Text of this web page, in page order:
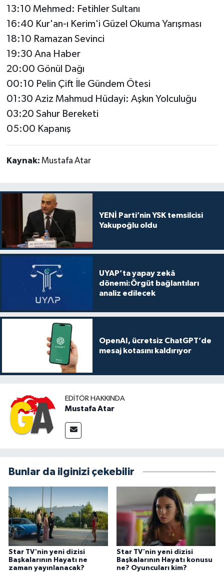
13:10 Mehmed: Fetihler Sultanı
16:40 Kur'an-ı Kerim'i Güzel Okuma Yarışması
18:10 Ramazan Sevinci
19:30 Ana Haber
20:00 Gönül Dağı
00:10 Pelin Çift İle Gündem Ötesi
01:30 Aziz Mahmud Hüdayi: Aşkın Yolculuğu
03:20 Sahur Bereketi
05:00 Kapanış
Kaynak: Mustafa Atar
YENİ Parti’nin YSK temsilcisi
Yakupoğlu oldu
UYAP’ta yapay zekâ
dönemi:Örgüt bağlantıları
analiz edilecek
OpenAI, ücretsiz ChatGPT’de
mesaj kotasını kaldırıyor
EDITÖR HAKKINDA
Mustafa Atar
Bunlar da ilginizi çekebilir
Star TV'nin yeni dizisi
Başkalarının Hayatı ne
zaman yayınlanacak?
Star TV'nin yeni dizisi
Başkalarının Hayatı konusu
ne? Oyuncuları kim?